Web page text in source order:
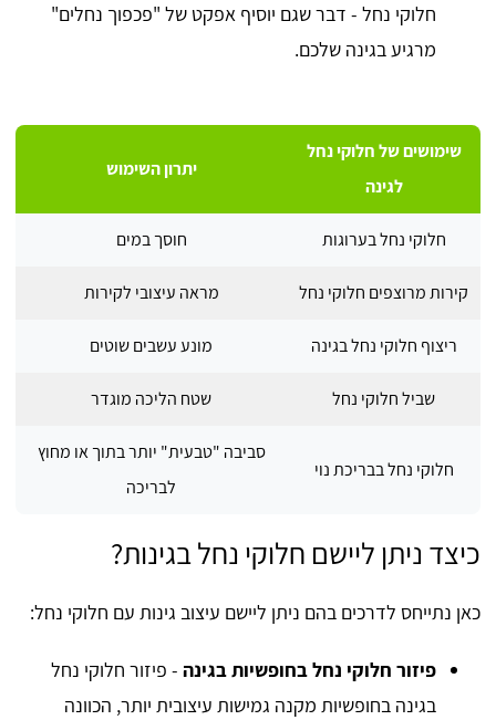
חלוקי נחל - דבר שגם יוסיף אפקט של "פכפוך נחלים"
מרגיע בגינה שלכם.
שימושים של חלוקי נחל
לגינה
יתרון השימוש
חלוקי נחל בערוגות חוסך במים
קירות מרוצפים חלוקי נחל מראה עיצובי לקירות
ריצוף חלוקי נחל בגינה מונע עשבים שוטים
שביל חלוקי נחל שטח הליכה מוגדר
חלוקי נחל בבריכת נוי
סביבה "טבעית" יותר בתוך או מחוץ
לבריכה
כיצד ניתן ליישם חלוקי נחל בגינות?
כאן נתייחס לדרכים בהם ניתן ליישם עיצוב גינות עם חלוקי נחל:
פיזור חלוקי נחל בחופשיות בגינה - פיזור חלוקי נחל
בגינה בחופשיות מקנה גמישות עיצובית יותר, הכוונה